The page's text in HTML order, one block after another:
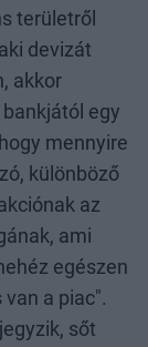
területről
devizát
akkor
egy
mennyire
különböző
az
ami
egészen
a piac".
sőt